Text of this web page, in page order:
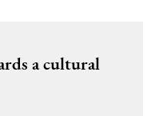
a cultural